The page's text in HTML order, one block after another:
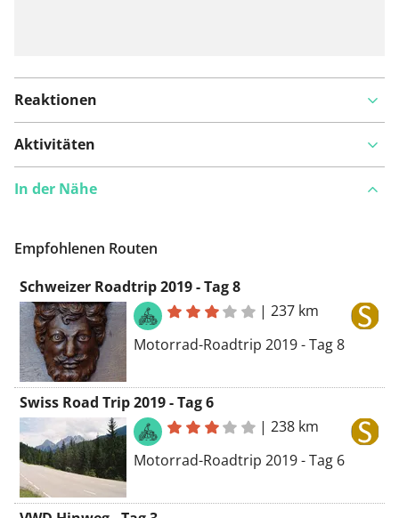
Reaktionen
Aktivitäten
In der Nähe
Empfohlenen Routen
Schweizer Roadtrip 2019 - Tag 8
|237 km
Motorrad-Roadtrip 2019 - Tag 8
Swiss Road Trip 2019 - Tag 6
|238 km
Motorrad-Roadtrip 2019 - Tag 6